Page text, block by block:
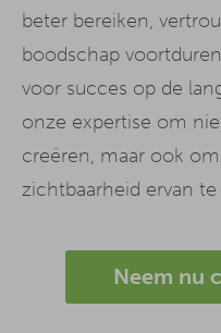
beter bereiken,
boodschap
voor succes op de
onze expertise om
creëren, maar ook
zichtbaarheid ervan
Neem nu